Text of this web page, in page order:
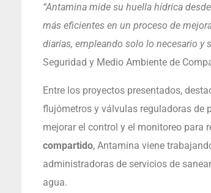
“Antamina mide su huella hídrica
más eficientes en un proceso de
diarias, empleando solo lo necesario y
Seguridad y Medio Ambiente de
Entre los proyectos presentados,
flujómetros y válvulas reguladoras de
mejorar el control y el monitoreo para
compartido, Antamina viene
administradoras de servicios de
agua.